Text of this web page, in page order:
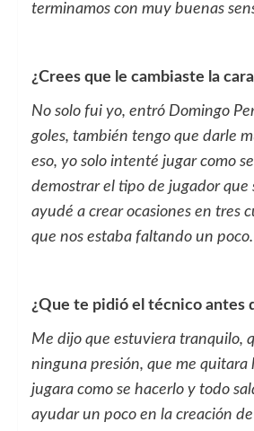
terminamos con muy buenas
¿Crees que le cambiaste la
No solo fui yo, entró Domingo
goles, también tengo que darle
eso, yo solo intenté jugar como
demostrar el tipo de jugador que
ayudé a crear ocasiones en tres
que nos estaba faltando un poco.
¿Que te pidió el técnico antes
Me dijo que estuviera tranquilo,
ninguna presión, que me quitara
jugara como se hacerlo y todo
ayudar un poco en la creación